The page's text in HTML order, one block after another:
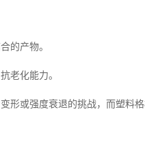
的产物。
老化能力。
形或强度衰退的挑战，而塑料